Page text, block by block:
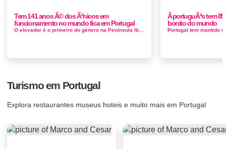
Tem 141 anos Ã© dos Ãºnicos em
funcionamento no mundo fica em Portugal
Ã portuguÃªs tem
bonito do mundo
Turismo em Portugal
Explora restaurantes museus hoteis e muito mais em Portugal